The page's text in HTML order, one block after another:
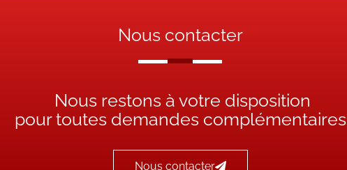
Nous contacter
Nous restons à votre disposition
pour toutes demandes complémentaires
Nous contacter